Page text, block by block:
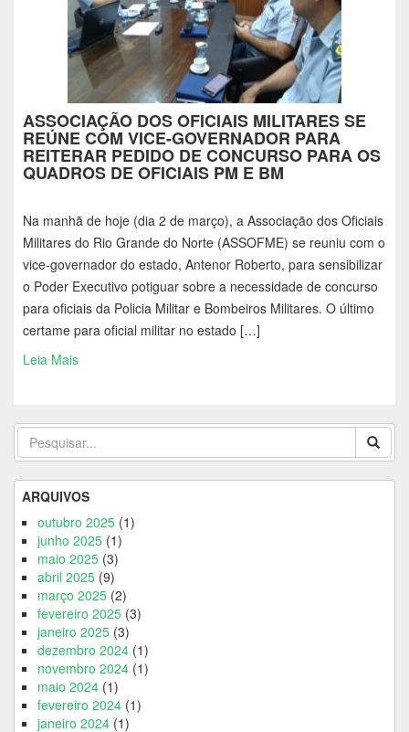
ASSOCIAÇÃO DOS OFICIAIS MILITARES SE
REÚNE COM VICE-GOVERNADOR PARA
REITERAR PEDIDO DE CONCURSO PARA OS
QUADROS DE OFICIAIS PM E BM
Na manhã de hoje (dia 2 de março), a Associação dos Oficiais
Militares do Rio Grande do Norte (ASSOFME) se reuniu com o
vice-governador do estado, Antenor Roberto, para sensibilizar
o Poder Executivo potiguar sobre a necessidade de concurso
para oficiais da Policia Militar e Bombeiros Militares. O último
certame para oficial militar no estado […]
Leia Mais
ARQUIVOS
outubro 2025 (1)
junho 2025 (1)
maio 2025 (3)
abril 2025 (9)
março 2025 (2)
fevereiro 2025 (3)
janeiro 2025 (3)
dezembro 2024 (1)
novembro 2024 (1)
maio 2024 (1)
fevereiro 2024 (1)
janeiro 2024 (1)